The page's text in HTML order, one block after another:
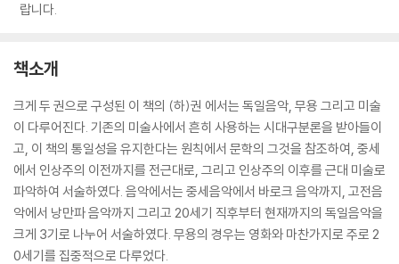
랍니다.
책소개
크게 두 권으로 구성된 이 책의 (하)권 에서는 독일음악, 무용 그리고 미술
이 다루어진다. 기존의 미술사에서 흔히 사용하는 시대구분론을 받아들이
고, 이 책의 통일성을 유지한다는 원칙에서 문학의 그것을 참조하여, 중세
에서 인상주의 이전까지를 전근대로, 그리고 인상주의 이후를 근대 미술로
파악하여 서술하였다. 음악에서는 중세음악에서 바로크 음악까지, 고전음
악에서 낭만파 음악까지 그리고 20세기 직후부터 현재까지의 독일음악을
크게 3기로 나누어 서술하였다. 무용의 경우는 영화와 마찬가지로 주로 2
0세기를 집중적으로 다루었다.